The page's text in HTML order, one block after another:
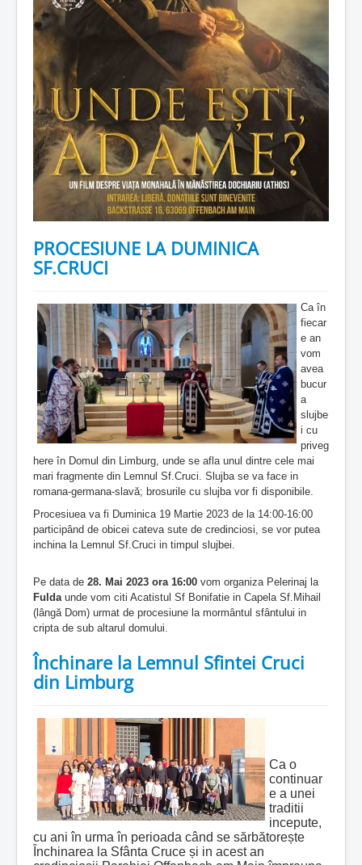
PROCESIUNE LA DUMINICA
SF.CRUCI
Ca în
fiecar
e an
vom
avea
bucur
a
slujbe
i cu
priveg
here în Domul din Limburg, unde se afla unul dintre cele mai
mari fragmente din Lemnul Sf.Cruci. Slujba se va face in
romana-germana-slavă; brosurile cu slujba vor fi disponibile.
Procesiuea va fi Duminica 19 Martie 2023 de la 14:00-16:00
participând de obicei cateva sute de credinciosi, se vor putea
inchina la Lemnul Sf.Cruci in timpul slujbei.
Pe data de 28. Mai 2023 ora 16:00 vom organiza Pelerinaj la
Fuldaunde vom citi Acatistul Sf Bonifatie in Capela Sf.Mihail
(lângă Dom) urmat de procesiune la mormântul sfântului in
cripta de sub altarul domului.
Închinare la Lemnul Sfintei Cruci
din Limburg
Ca o
continuar
e a unei
traditii
incepute,
cu ani în urma în perioada când se sărbătorește
Închinarea la Sfânta Cruce și in acest an